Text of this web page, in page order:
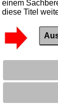
einem
diese Titel